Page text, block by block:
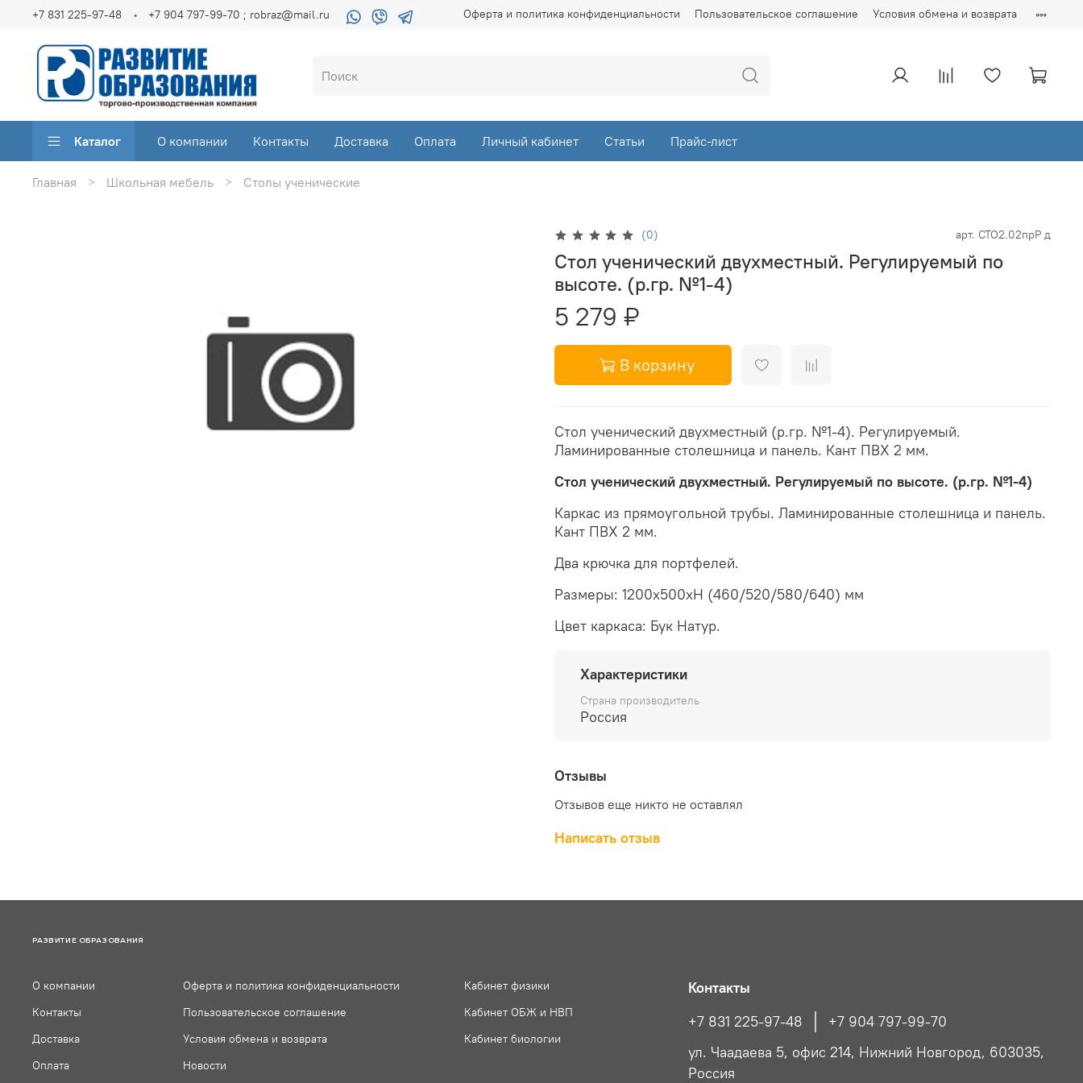
Оферта и политика конфиденциальности Пользовательское соглашение Условия обмена и возврата
+7 831 225-97-48 +7 904 797-99-70 ; robraz@mail.ru
Каталог О компании Контакты Доставка Оплата Личный кабинет Статьи Прайс-лист
Главная Школьная мебель Столы ученические
(0) арт. СТО2.02прР д
Стол ученический двухместный. Регулируемый по
высоте. (р.гр. №1-4)
5 279 ₽
В корзину
Стол ученический двухместный (р.гр. №1-4). Регулируемый.
Ламинированные столешница и панель. Кант ПВХ 2 мм.
Стол ученический двухместный. Регулируемый по высоте. (р.гр. №1-4)
Каркас из прямоугольной трубы. Ламинированные столешница и панель.
Кант ПВХ 2 мм.
Два крючка для портфелей.
Размеры: 1200х500хH (460/520/580/640) мм
Цвет каркаса: Бук Натур.
Характеристики
Страна производитель
Россия
Отзывы
Отзывов еще никто не оставлял
Написать отзыв
РАЗВИТИЕ ОБРАЗОВАНИЯ
О компании
Контакты
Доставка
Оплата
Оферта и политика конфиденциальности
Пользовательское соглашение
Условия обмена и возврата
Новости
Кабинет физики
Кабинет ОБЖ и НВП
Кабинет биологии
Контакты
+7 831 225-97-48
+7 904 797-99-70
ул. Чаадаева 5, офис 214, Нижний Новгород, 603035,
Россия